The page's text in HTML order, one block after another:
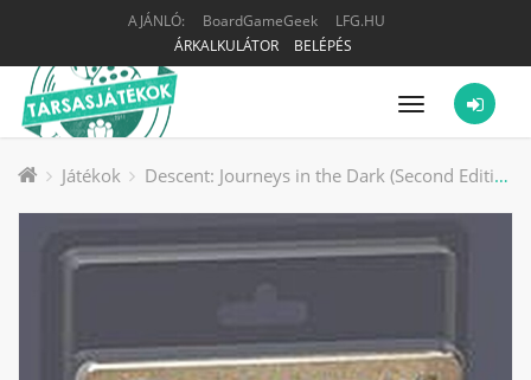
AJÁNLÓ: BoardGameGeek
LFG.HU
ÁRKALKULÁTOR
BELÉPÉS
Menü
Játékok Descent: Journeys in the Dark (Second Edition) – Zachareth Lieutenant Pack társasjáték kiegészítő